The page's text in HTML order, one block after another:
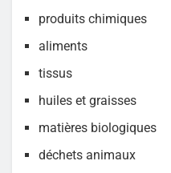
produits chimiques
aliments
tissus
huiles et graisses
matières biologiques
déchets animaux